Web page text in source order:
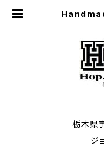
栃木県
ジ